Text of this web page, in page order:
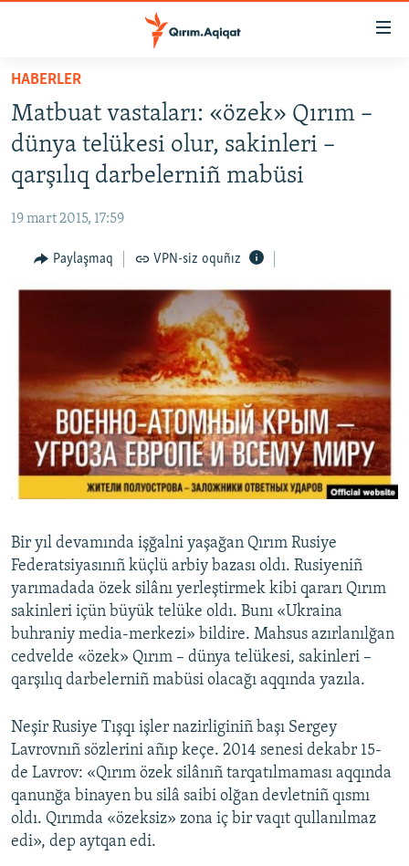
Esas
qaytmaq
Baş
navigatsiyağa
qaytmaq
Qıdıruvğa
HABERLER
SİYASET
İQTİSADİYAT
MEDENİYET
İNSAN AQLARI
VİDEO
FİKİR
Русский
Українською
RFE/RS bütün saytları
HABERLER
Matbuat vastaları: «özek» Qırım –
dünya telükesi olur, sakinleri –
qarşılıq darbelerniñ mabüsi
19 mart 2015, 17:59
Paylaşmaq VPN-siz oquñız
Bir yıl devamında işğalni yaşağan Qırım Rusiye
Federatsiyasınıñ küçlü arbiy bazası oldı. Rusiyeniñ
yarımadada özek silânı yerleştirmek kibi qararı Qırım
sakinleri içün büyük telüke oldı. Bunı «Ukraina
buhraniy media-merkezi» bildire. Mahsus azırlanılğan
cedvelde «özek» Qırım – dünya telükesi, sakinleri –
qarşılıq darbelerniñ mabüsi olacağı aqqında yazıla.
Neşir Rusiye Tışqı işler nazirliginiñ başı Sergey
Lavrovnıñ sözlerini añıp keçe. 2014 senesi dekabr 15-
de Lavrov: «Qırım özek silânıñ tarqatılmaması aqqında
qanunğa binayen bu silâ saibi olğan devletniñ qısmı
oldı. Qırımda «özeksiz» zona iç bir vaqıt qullanılmaz
edi», dep aytqan edi.